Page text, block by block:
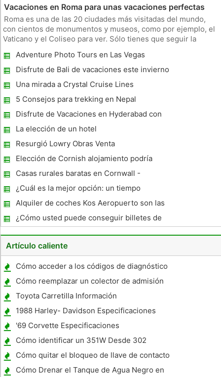
Vacaciones en Roma para unas vacaciones perfectas
Roma es una de las 20 ciudades más visitadas del mundo,
con cientos de monumentos y museos, como por ejemplo, el
Vaticano y el Coliseo para ver. Sólo tienes que seguir la
explorar la majestuosa historia de la gloriosa city.There hay
un par de co
Adventure Photo Tours en Las Vegas
Disfrute de Bali de vacaciones este invierno
Una mirada a Crystal Cruise Lines
5 Consejos para trekking en Nepal
Disfrute de Vacaciones en Hyderabad con
billetes baratos de avión
La elección de un hotel
Resurgió Lowry Obras Venta
Elección de Cornish alojamiento podría
limitarse
Casas rurales baratas en Cornwall -
Cornualles vacaciones
¿Cuál es la mejor opción: un tiempo
compartido o una casa de vacaciones
Alquiler de coches Kos Aeropuerto son las
vacaciones Best Start
¿Cómo usted puede conseguir billetes de
avión baratos y ahorrar dinero
Artículo caliente
Cómo acceder a los códigos de diagnóstico
de a bordo en un Ford Explorer 2005
Cómo reemplazar un colector de admisión
Junta en un 1997 Chevy Silverado K1500
Toyota Carretilla Información
1988 Harley- Davidson Especificaciones
'69 Corvette Especificaciones
Cómo identificar un 351W Desde 302
Cómo quitar el bloqueo de llave de contacto
de un Datsun 280Z
Cómo Drenar el Tanque de Agua Negro en